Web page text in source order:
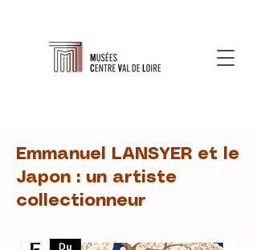
Emmanuel LANSYER et le
Japon : un artiste
collectionneur